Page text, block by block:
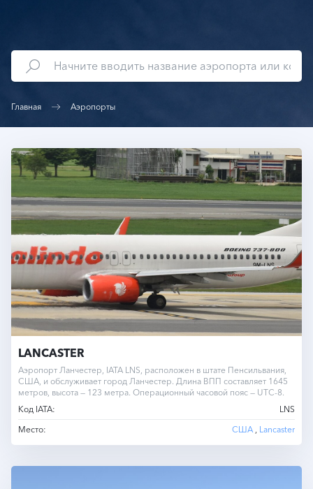
Главная Аэропорты
LANCASTER
Аэропорт Ланчестер, IATA LNS, расположен в штате Пенсильвания,
США, и обслуживает город Ланчестер. Длина ВПП составляет 1645
метров, высота — 123 метра. Операционный часовой пояс — UTC-8.
Код IATA:
LNS
Место:
США Lancaster